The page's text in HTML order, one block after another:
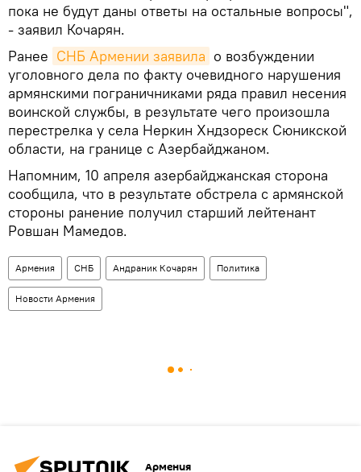
пока не будут даны ответы на остальные вопросы",
- заявил Кочарян.
Ранее СНБ Армении заявила о возбуждении
уголовного дела по факту очевидного нарушения
армянскими пограничниками ряда правил несения
воинской службы, в результате чего произошла
перестрелка у села Неркин Хндзореск Сюникской
области, на границе с Азербайджаном.
Напомним, 10 апреля азербайджанская сторона
сообщила, что в результате обстрела с армянской
стороны ранение получил старший лейтенант
Ровшан Мамедов.
Армения СНБ Андраник Кочарян Политика
Новости Армения
Армения